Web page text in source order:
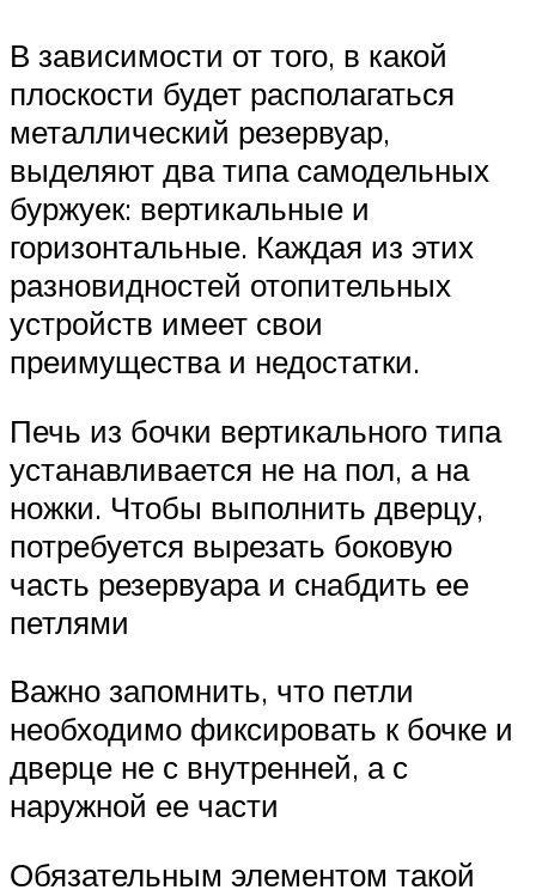
В зависимости от того, в какой
плоскости будет располагаться
металлический резервуар,
выделяют два типа самодельных
буржуек: вертикальные и
горизонтальные. Каждая из этих
разновидностей отопительных
устройств имеет свои
преимущества и недостатки.
Печь из бочки вертикального типа
устанавливается не на пол, а на
ножки. Чтобы выполнить дверцу,
потребуется вырезать боковую
часть резервуара и снабдить ее
петлями
Важно запомнить, что петли
необходимо фиксировать к бочке и
дверце не с внутренней, а с
наружной ее части
Обязательным элементом такой